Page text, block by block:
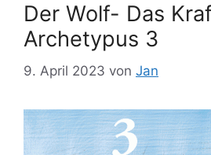
Der Wolf- Das
Archetypus 3
9. April 2023 von Jan